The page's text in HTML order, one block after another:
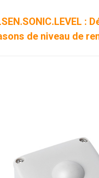
:
de niveau de